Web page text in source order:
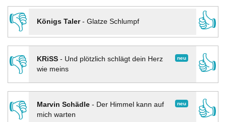
👎
Königs Taler- Glatze Schlumpf
👍
👎
neu
KRiSS- Und plötzlich schlägt dein Herz
wie meins
👍
👎 neu
Marvin Schädle- Der Himmel kann auf
mich warten
👍